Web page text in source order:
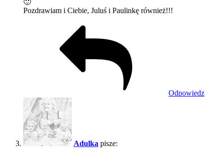
Pozdrawiam i Ciebie, Juluś i Paulinkę również!!!
Odpowiedz
Adulka pisze: